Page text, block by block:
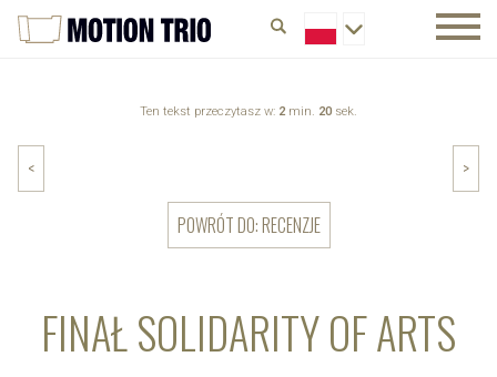
Ten tekst przeczytasz w: 2 min. 20 sek.
FINAŁ SOLIDARITY OF ARTS
< >
POWRÓT DO: RECENZJE